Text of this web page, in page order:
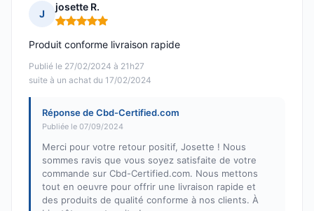
J
josette R.
Note : 5 sur 5
Publié le 27/02/2024 à 21h27
suite à un achat du 17/02/2024
Produit conforme livraison rapide
Réponse de Cbd-Certified.com
Publiée le 07/09/2024
Merci pour votre retour positif, Josette ! Nous
sommes ravis que vous soyez satisfaite de votre
commande sur Cbd-Certified.com. Nous mettons
tout en oeuvre pour offrir une livraison rapide et
des produits de qualité conforme à nos clients. À